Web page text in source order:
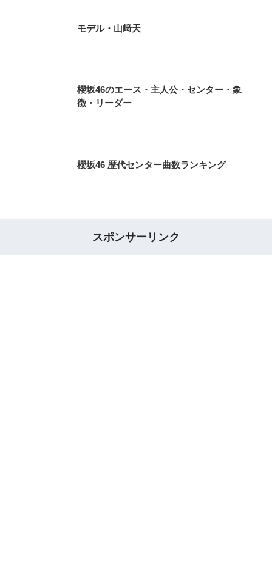
モデル・山﨑天
櫻坂46のエース・主人公・センター・象
徴・リーダー
櫻坂46 歴代センター曲数ランキング
スポンサーリンク